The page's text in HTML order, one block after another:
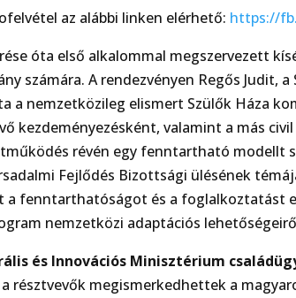
az alábbi linken elérhető: https://
óta első alkalommal megszervezett
számára. A rendezvényen Regős Judit, a
a nemzetközileg elismert Szülők Háza
kezdeményezésként, valamint a más
révén egy fenntartható modellt
Fejlődés Bizottsági ülésének
a fenntarthatóságot és a foglalkoztatást
nemzetközi adaptációs
és Innovációs Minisztérium
résztvevők megismerkedhettek a